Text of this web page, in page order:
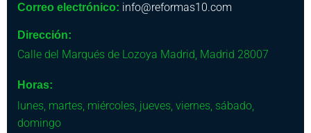
Correo electrónico: info@reformas10.com
Dirección:
Calle del Marqués de Lozoya Madrid, Madrid 28007
Horas:
lunes, martes, miércoles, jueves, viernes, sábado,
domingo